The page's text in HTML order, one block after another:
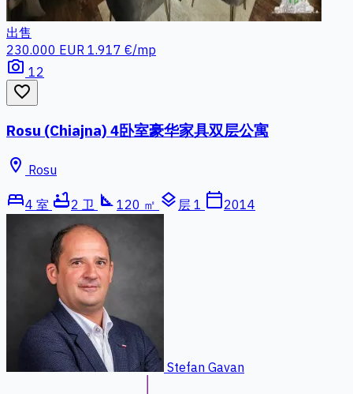
出售
230.000 EUR 1.917 €/mp
photo_camera 12
favorite_border
Rosu (Chiajna) 4卧室豪华家具双层公寓
location_on Rosu
bed4 室 bathtub2 卫 square_foot 120 ㎡ layers 层 1 calendar_today2014
Stefan Gavan